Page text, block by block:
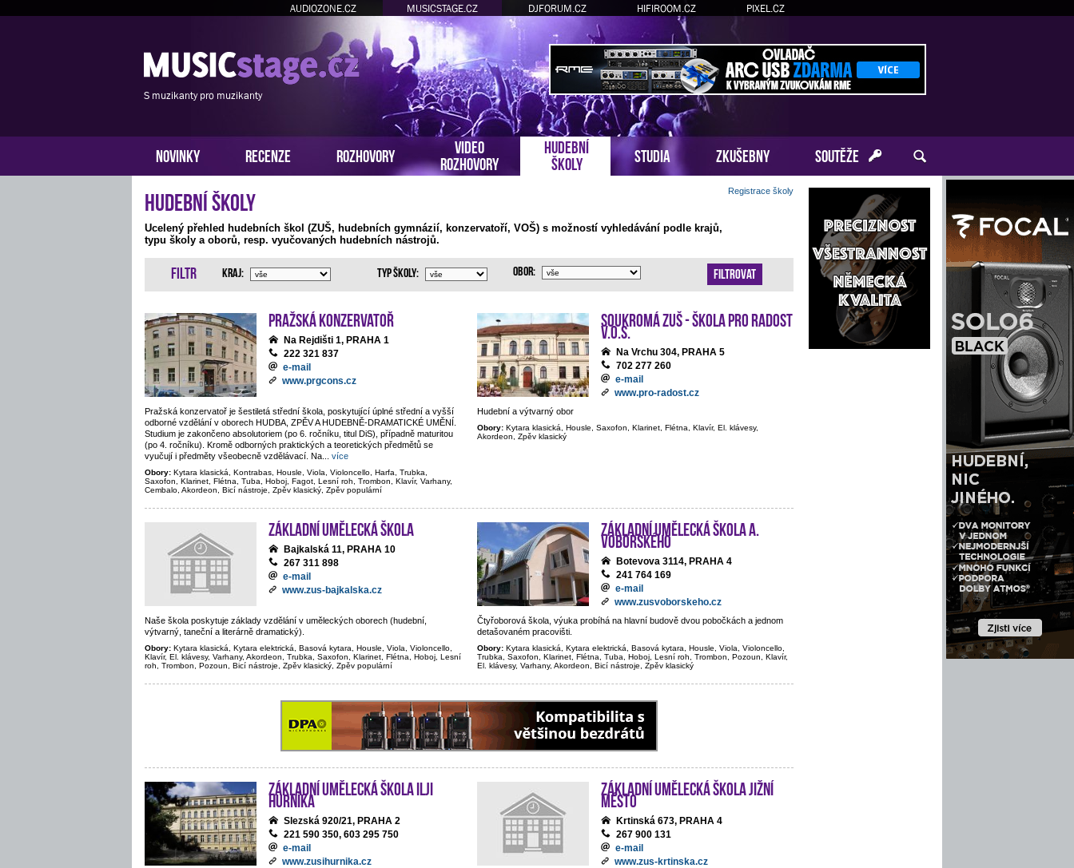
AUDIOZONE.CZ MUSICSTAGE.CZ DJFORUM.CZ HIFIROOM.CZ PIXEL.CZ
S muzikanty pro muzikanty
NOVINKY RECENZE ROZHOVORY
VIDEO
ROZHOVORY
HUDEBNÍ
ŠKOLY
STUDIA ZKUŠEBNY SOUTĚŽE
Hudební školy Registrace školy
Ucelený přehled hudebních škol (ZUŠ, hudebních gymnázií, konzervatoří, VOŠ) s možností vyhledávání podle krajů,
typu školy a oborů, resp. vyučovaných hudebních nástrojů.
Filtr Filtrovat
Kraj: Typ školy: Obor:
Pražská konzervatoř
Na Rejdišti 1, PRAHA 1
222 321 837
e-mail
www.prgcons.cz
Pražská konzervatoř je šestiletá střední škola, poskytující úplné střední a vyšší
odborné vzdělání v oborech HUDBA, ZPĚV A HUDEBNĚ-DRAMATICKÉ UMĚNÍ.
Studium je zakončeno absolutoriem (po 6. ročníku, titul DiS), případně maturitou
(po 4. ročníku). Kromě odborných praktických a teoretických předmětů se
vyučují i předměty všeobecně vzdělávací. Na
více
Obory: Kytara klasická, Kontrabas, Housle, Viola, Violoncello, Harfa, Trubka,
Saxofon, Klarinet, Flétna, Tuba, Hoboj, Fagot, Lesní roh, Trombon, Klavír, Varhany,
Cembalo, Akordeon, Bicí nástroje, Zpěv klasický, Zpěv populární
Soukromá ZUŠ - Škola pro radost
v.o.s.
Na Vrchu 304, PRAHA 5
702 277 260
e-mail
www.pro-radost.cz
Hudební a výtvarný obor
Obory: Kytara klasická, Housle, Saxofon, Klarinet, Flétna, Klavír, El. klávesy,
Akordeon, Zpěv klasický
Základní umělecká škola
Bajkalská 11, PRAHA 10
267 311 898
e-mail
www.zus-bajkalska.cz
Naše škola poskytuje základy vzdělání v uměleckých oborech (hudební,
výtvarný, taneční a literárně dramatický).
Obory: Kytara klasická, Kytara elektrická, Basová kytara, Housle, Viola, Violoncello,
Klavír, El. klávesy, Varhany, Akordeon, Trubka, Saxofon, Klarinet, Flétna, Hoboj, Lesní
roh, Trombon, Pozoun, Bicí nástroje, Zpěv klasický, Zpěv populární
Základní umělecká škola A.
Voborského
Botevova 3114, PRAHA 4
241 764 169
e-mail
www.zusvoborskeho.cz
Čtyřoborová škola, výuka probíhá na hlavní budově dvou pobočkách a jednom
detašovaném pracovišti.
Obory: Kytara klasická, Kytara elektrická, Basová kytara, Housle, Viola, Violoncello,
Trubka, Saxofon, Klarinet, Flétna, Tuba, Hoboj, Lesní roh, Trombon, Pozoun, Klavír,
El. klávesy, Varhany, Akordeon, Bicí nástroje, Zpěv klasický
Základní umělecká škola Ilji
Hurníka
Slezská 920/21, PRAHA 2
221 590 350, 603 295 750
e-mail
www.zusihurnika.cz
Základní umělecká škola Jižní
Město
Krtinská 673, PRAHA 4
267 900 131
e-mail
www.zus-krtinska.cz